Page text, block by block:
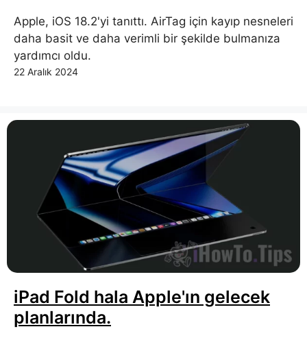
Apple, iOS 18.2'yi tanıttı. AirTag için kayıp nesneleri
daha basit ve daha verimli bir şekilde bulmanıza
yardımcı oldu.
22 Aralık 2024
iPad Fold hala Apple'ın gelecek
planlarında.